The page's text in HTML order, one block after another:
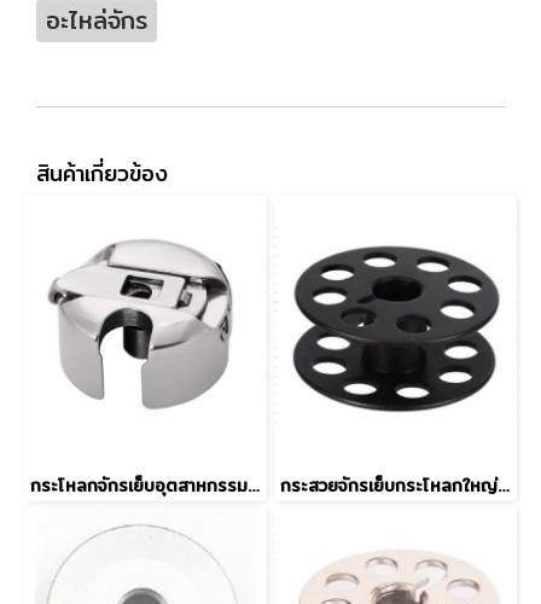
อะไหล่จักร
สินค้าเกี่ยวข้อง
กระโหลกจักรเย็บอุตสาหกรรม BC-DB1 (MGP) กระสวยจักรเย็บกระโหลกใหญ่ 201 Grade B